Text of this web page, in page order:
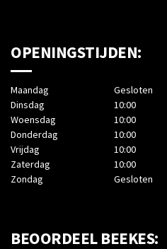
OPENINGSTIJDEN:
Maandag
Gesloten
Dinsdag
10:00
Woensdag
10:00
Donderdag
10:00
Vrijdag
10:00
Zaterdag
10:00
Zondag
Gesloten
BEOORDEEL BEEKES: